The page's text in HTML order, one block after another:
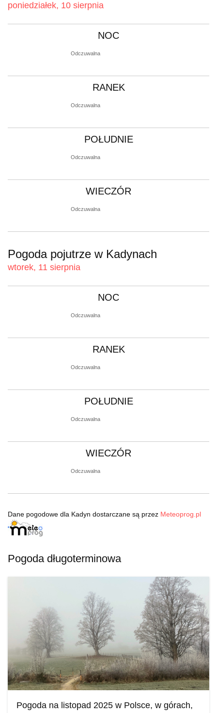
poniedziałek, 10 sierpnia
NOC
Odczuwalna
RANEK
Odczuwalna
POŁUDNIE
Odczuwalna
WIECZÓR
Odczuwalna
Pogoda pojutrze w Kadynach
wtorek, 11 sierpnia
NOC
Odczuwalna
RANEK
Odczuwalna
POŁUDNIE
Odczuwalna
WIECZÓR
Odczuwalna
Dane pogodowe dla Kadyn dostarczane są przez Meteoprog.pl
Pogoda długoterminowa
Pogoda na listopad 2025 w Polsce, w górach,